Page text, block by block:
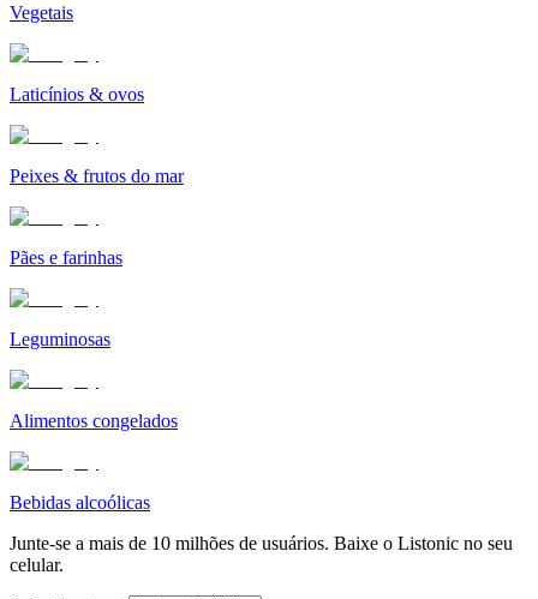
Vegetais
Laticínios & ovos
Peixes & frutos do mar
Pães e farinhas
Leguminosas
Alimentos congelados
Bebidas alcoólicas
Junte-se a mais de 10 milhões de usuários. Baixe o Listonic no seu
celular.